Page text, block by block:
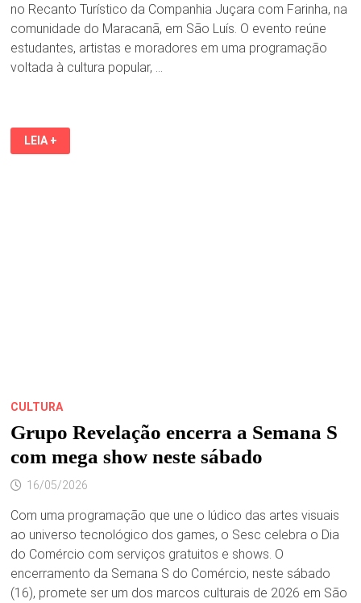
no Recanto Turístico da Companhia Juçara com Farinha, na
comunidade do Maracanã, em São Luís. O evento reúne
estudantes, artistas e moradores em uma programação
voltada à cultura popular, …
FESTIVAL
REÚNE
LEIA +
CULTURA
Grupo Revelação encerra a Semana S
com mega show neste sábado
16/05/2026
Com uma programação que une o lúdico das artes visuais
ao universo tecnológico dos games, o Sesc celebra o Dia
do Comércio com serviços gratuitos e shows. O
encerramento da Semana S do Comércio, neste sábado
(16), promete ser um dos marcos culturais de 2026 em São